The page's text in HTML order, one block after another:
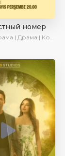
номер
| AlisaDirilis | Новинки | Сериалы 2025